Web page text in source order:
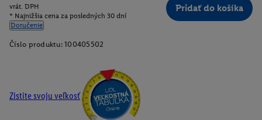
vrát. DPH
* Najnižšia cena za posledných 30 dní
Doručenie
Pridať do košíka
Číslo produktu: 100405502
Zistite svoju veľkosť